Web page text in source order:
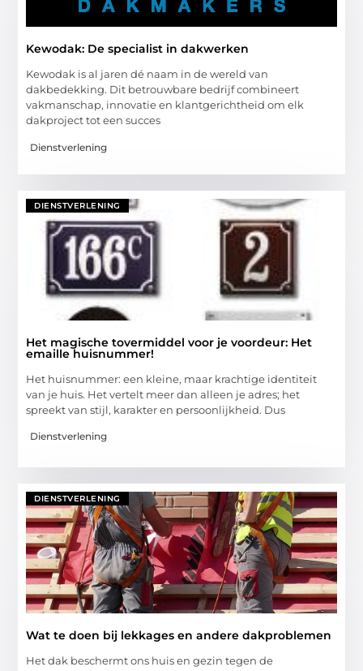
Kewodak: De specialist in dakwerken
Kewodak is al jaren dé naam in de wereld van
dakbedekking. Dit betrouwbare bedrijf combineert
vakmanschap, innovatie en klantgerichtheid om elk
dakproject tot een succes
Dienstverlening
DIENSTVERLENING
Het magische tovermiddel voor je voordeur: Het
emaille huisnummer!
Het huisnummer: een kleine, maar krachtige identiteit
van je huis. Het vertelt meer dan alleen je adres; het
spreekt van stijl, karakter en persoonlijkheid. Dus
Dienstverlening
DIENSTVERLENING
Wat te doen bij lekkages en andere dakproblemen
Het dak beschermt ons huis en gezin tegen de